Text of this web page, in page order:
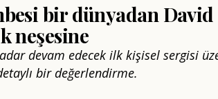
bir dünyadan David
neşesine
devam edecek ilk kişisel sergisi
bir değerlendirme.